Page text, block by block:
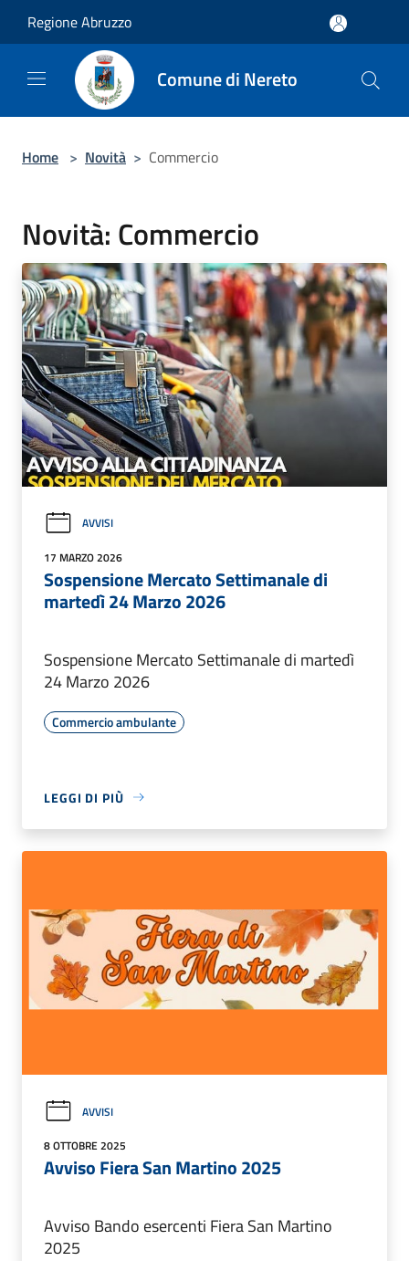
Regione Abruzzo
Comune di Nereto
Home > Novità > Commercio
Novità: Commercio
AVVISI
17 MARZO 2026
Sospensione Mercato Settimanale di
martedì 24 Marzo 2026
Sospensione Mercato Settimanale di martedì
24 Marzo 2026
Commercio ambulante
LEGGI DI PIÙ
AVVISI
8 OTTOBRE 2025
Avviso Fiera San Martino 2025
Avviso Bando esercenti Fiera San Martino
2025